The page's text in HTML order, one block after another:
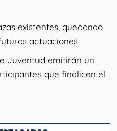
existentes, quedando
actuaciones.
Juventud emitirán un
que finalicen el